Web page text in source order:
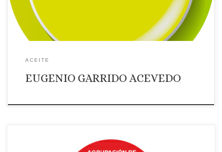
ACEITE
EUGENIO GARRIDO ACEVEDO